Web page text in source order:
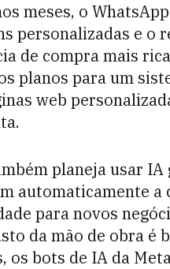
meses, o
personalizadas e o
de compra mais
planos para um
web
planeja usar
automaticamente a
para novos
da mão de obra é
os bots de IA da